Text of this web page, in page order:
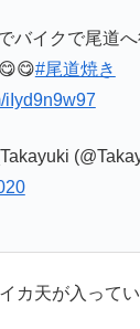
バイクで尾道へ
#尾道焼き
iIyd9n9w97
カ天が入って